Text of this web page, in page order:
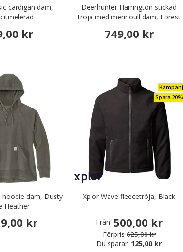
skogsarbetareskjortor
Outdoortröjor
regnkläder
cardigan dam,
kr
Deerhunter Harrington stickad
tröja med merinoull dam, Forest
749,00 kr
hoodie dam, Dusty
Heather
kr
Kampanj
Spara 20%
Xplor Wave fleecetröja, Black
Från 500,00 kr
Förpris 625,00 kr
Du sparar: 125,00 kr